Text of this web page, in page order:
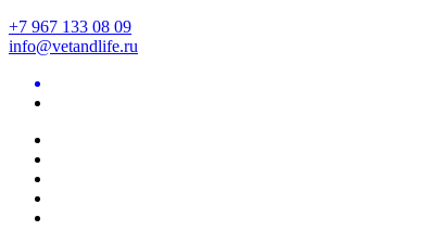
+7 967 133 08 09
info@vetandlife.ru